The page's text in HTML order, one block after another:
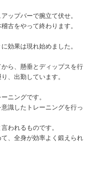
ップバーで腕立て伏せ。
古をやって終わります。
効果は現れ始めました。
ら、懸垂とディップスを行
、出勤しています。
ニングです。
識したトレーニングを行っ
われるものです。
、全身が効率よく鍛えられ